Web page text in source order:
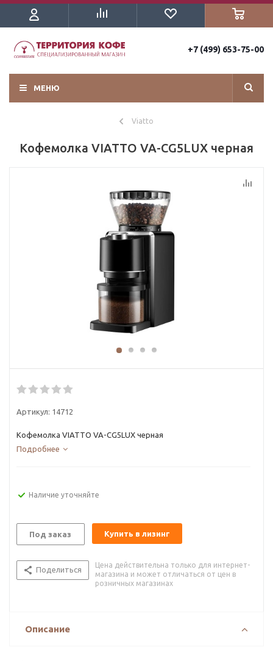
+7 (499) 653-75-00
МЕНЮ
Viatto
Кофемолка VIATTO VA-CG5LUX черная
Артикул: 14712
Кофемолка VIATTO VA-CG5LUX черная
Подробнее
Наличие уточняйте
Под заказ Купить в лизинг
Поделиться
Цена действительна только для интернет-
магазина и может отличаться от цен в
розничных магазинах
Описание